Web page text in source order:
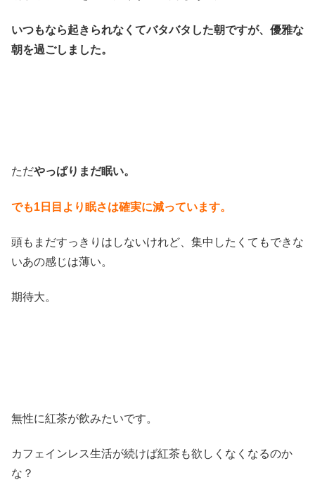
いつもなら起きられなくてバタバタした朝ですが、優雅な
朝を過ごしました。
ただやっぱりまだ眠い。
でも1日目より眠さは確実に減っています。
頭もまだすっきりはしないけれど、集中したくてもできな
いあの感じは薄い。
期待大。
無性に紅茶が飲みたいです。
カフェインレス生活が続けば紅茶も欲しくなくなるのか
な？